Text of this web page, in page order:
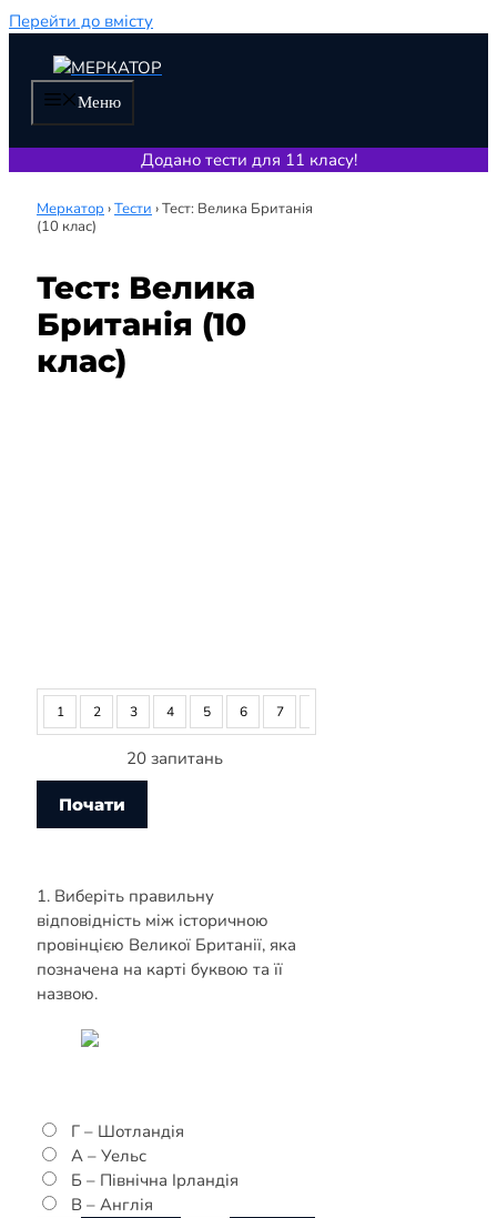
Перейти до вмісту
Меню
Додано тести для 11 класу!
Меркатор ›Тести ›Тест: Велика Британія
(10 клас)
Тест: Велика
Британія (10
клас)
1 2 3 4 5 6 7
20 запитань
1. Виберіть правильну
відповідність між історичною
провінцією Великої Британії, яка
позначена на карті буквою та її
назвою.
Г – Шотландія
А – Уельс
Б – Північна Ірландія
В – Англія